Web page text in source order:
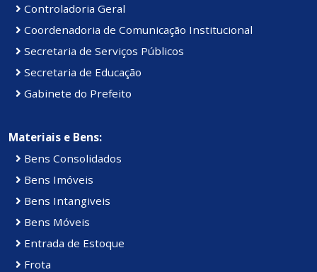
Controladoria Geral
Coordenadoria de Comunicação Institucional
Secretaria de Serviços Públicos
Secretaria de Educação
Gabinete do Prefeito
Materiais e Bens:
Bens Consolidados
Bens Imóveis
Bens Intangiveis
Bens Móveis
Entrada de Estoque
Frota